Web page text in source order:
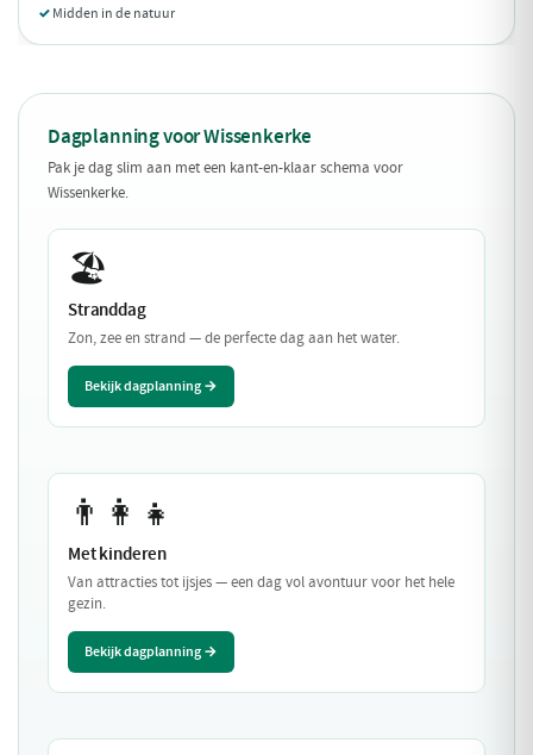
Midden in de natuur
Dagplanning voor Wissenkerke
Pak je dag slim aan met een kant-en-klaar schema voor
Wissenkerke.
🏖️
Stranddag
Zon, zee en strand — de perfecte dag aan het water.
Bekijk dagplanning →
👨‍👩‍👧
Met kinderen
Van attracties tot ijsjes — een dag vol avontuur voor het hele
gezin.
Bekijk dagplanning →